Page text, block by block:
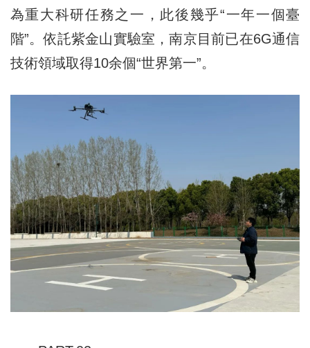
為重大科研任務之一，此後幾乎“一年一個臺
階”。依託紫金山實驗室，南京目前已在6G通信
技術領域取得10余個“世界第一”。